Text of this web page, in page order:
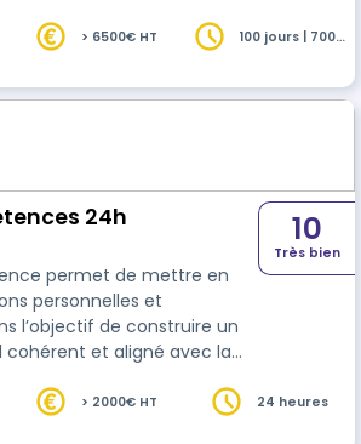
> 6500€ HT
100 jours | 700
24h
permet de mettre en
personnelles et
l’objectif de construire un
cohérent et aligné avec la
10
Très bien
> 2000€ HT 24 heures